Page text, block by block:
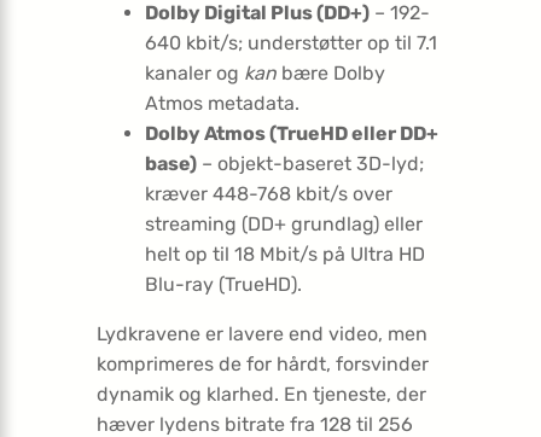
Dolby Digital Plus (DD+) – 192-
640 kbit/s; understøtter op til 7.1
kanaler og kan bære Dolby
Atmos metadata.
Dolby Atmos (TrueHD eller DD+
base) – objekt-baseret 3D-lyd;
kræver 448-768 kbit/s over
streaming (DD+ grundlag) eller
helt op til 18 Mbit/s på Ultra HD
Blu-ray (TrueHD).
Lydkravene er lavere end video, men
komprimeres de for hårdt, forsvinder
dynamik og klarhed. En tjeneste, der
hæver lydens bitrate fra 128 til 256